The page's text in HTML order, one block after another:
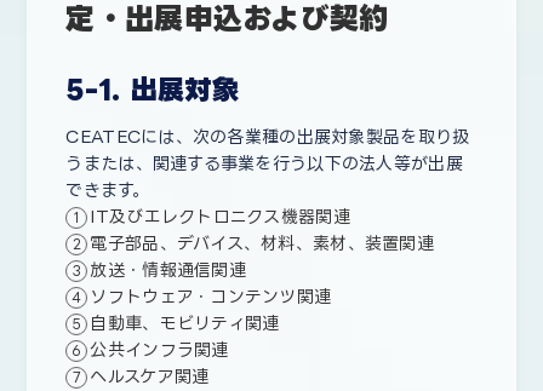
定・出展申込および契約
5-1. 出展対象
CEATECには、次の各業種の出展対象製品を取り扱
うまたは、関連する事業を行う以下の法人等が出展
できます。
IT及びエレクトロニクス機器関連
電子部品、デバイス、材料、素材、装置関連
放送・情報通信関連
ソフトウェア・コンテンツ関連
自動車、モビリティ関連
公共インフラ関連
ヘルスケア関連